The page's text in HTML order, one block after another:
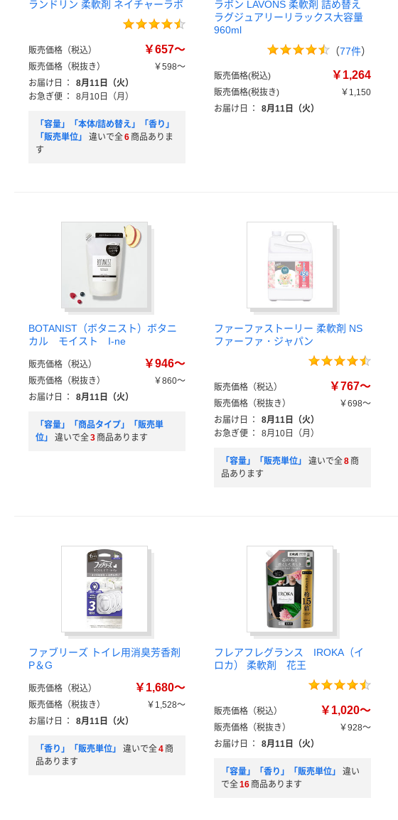
ランドリン 柔軟剤 ネイチャーラボ
販売価格（税込） ￥657～
販売価格（税抜き）
￥598～
お届け日
：
8月11日（火）
お急ぎ便 ： 8月10日（月）
「容量」「本体/詰め替え」「香り」
「販売単位」
違いで全6 商品ありま
す
ラボン LAVONS 柔軟剤 詰め替え
ラグジュアリーリラックス大容量
960ml
（77件）
販売価格(税込) ￥1,264
販売価格(税抜き)
￥1,150
お届け日
： 8月11日（火）
BOTANIST（ボタニスト）ボタニ
カル モイスト I-ne
販売価格（税込） ￥946～
販売価格（税抜き）
￥860～
お届け日
： 8月11日（火）
「容量」「商品タイプ」「販売単
位」
違いで全3 商品あります
ファーファストーリー 柔軟剤 NS
ファーファ・ジャパン
販売価格（税込） ￥767～
販売価格（税抜き）
￥698～
お届け日
：
8月11日（火）
お急ぎ便 ： 8月10日（月）
「容量」「販売単位」 違いで全8 商
品あります
ファブリーズ トイレ用消臭芳香剤
P＆G
販売価格（税込） ￥1,680～
販売価格（税抜き）
￥1,528～
お届け日
： 8月11日（火）
「香り」「販売単位」 違いで全4 商
品あります
フレアフレグランス IROKA（イ
ロカ） 柔軟剤 花王
販売価格（税込） ￥1,020～
販売価格（税抜き）
￥928～
お届け日
： 8月11日（火）
「容量」「香り」「販売単位」
違い
で全16 商品あります